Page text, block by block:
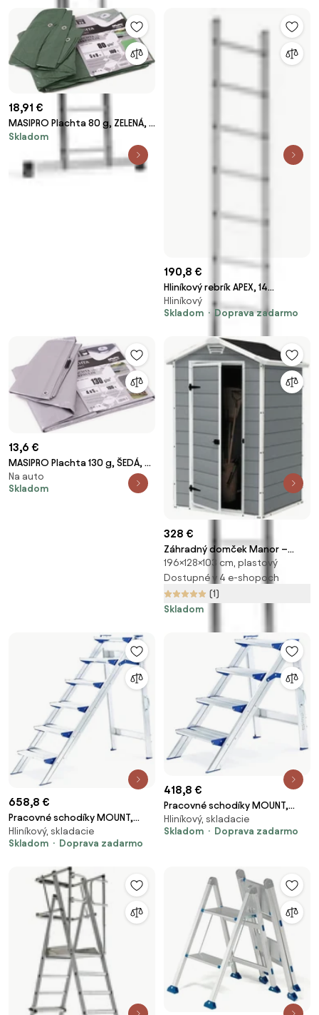
18,91 €
MASIPRO Plachta 80 g, ZELENÁ, 5
x 8 m
Skladom
190,8 €
Hliníkový rebrík APEX, 14
schodíkov, výška 4000 mm
Hliníkový
Skladom
Doprava zadarmo
13,6 €
MASIPRO Plachta 130 g, ŠEDÁ, 4
x 5 m
Na auto
Skladom
328 €
Záhradný domček Manor –
Keter
196×128×103 cm, plastový
Dostupné v 4 e-shopoch
(1)
Skladom
658,8 €
Pracovné schodíky MOUNT,
výška 1380 mm
Hliníkový, skladacie
Skladom
Doprava zadarmo
418,8 €
Pracovné schodíky MOUNT,
výška 925 mm
Hliníkový, skladacie
Skladom
Doprava zadarmo